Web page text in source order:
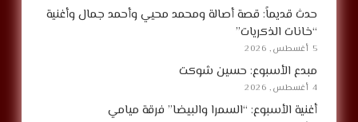
حدث قديماً: قصة أصالة ومحمد محيي وأحمد جمال وأغنية
“خانات الذكريات”
5 أغسطس, 2026
مبدع الأسبوع: حسين شوكت
4 أغسطس, 2026
أغنية الأسبوع: “السمرا والبيضا” فرقة ميامي